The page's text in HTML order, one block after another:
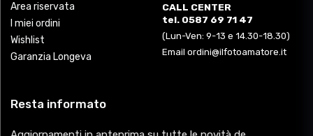
Area riservata
I miei ordini
Wishlist
Garanzia Longeva
CALL CENTER
tel. 0587 69 71 47
(Lun-Ven: 9-13 e 14.30-18.30)
Email ordini@ilfotoamatore.it
Resta informato